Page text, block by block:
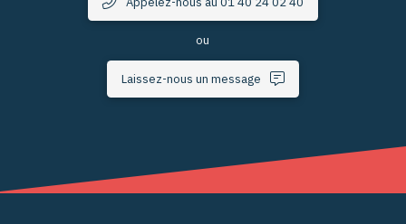
ou
Laissez-nous un message